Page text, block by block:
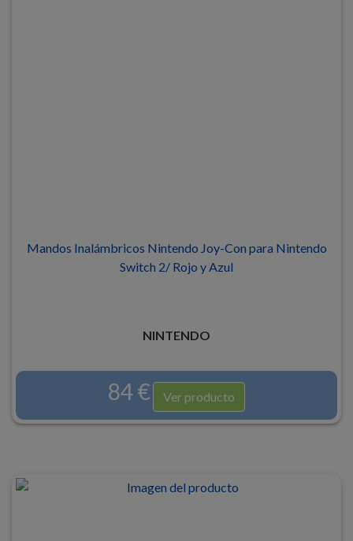
Mandos Inalámbricos Nintendo Joy-Con para Nintendo
Switch 2/ Rojo y Azul
NINTENDO
84 € Ver producto